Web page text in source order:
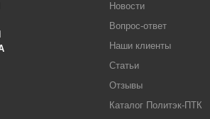
Новости
Вопрос-ответ
Наши клиенты
Статьи
Отзывы
Каталог Политэк-ПТК